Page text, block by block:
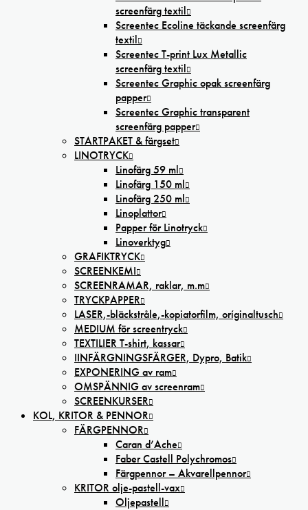
screenfärg textil
Screentec Ecoline täckande screenfärg
textil
Screentec T-print Lux Metallic
screenfärg textil
Screentec Graphic opak screenfärg
papper
Screentec Graphic transparent
screenfärg papper
STARTPAKET & färgset
LINOTRYCK
Linofärg 59 ml
Linofärg 150 ml
Linofärg 250 ml
Linoplattor
Papper för Linotryck
Linoverktyg
GRAFIKTRYCK
SCREENKEMI
SCREENRAMAR, raklar, m.m
TRYCKPAPPER
LASER,-bläckstråle,-kopiatorfilm, oríginaltusch
MEDIUM för screentryck
TEXTILIER T-shirt, kassar
IINFÄRGNINGSFÄRGER, Dypro, Batik
EXPONERING av ram
OMSPÄNNIG av screenram
SCREENKURSER
KOL, KRITOR & PENNOR
FÄRGPENNOR
Caran d’Ache
Faber Castell Polychromos
Färgpennor – Akvarellpennor
KRITOR olje-pastell-vax
Oljepastell